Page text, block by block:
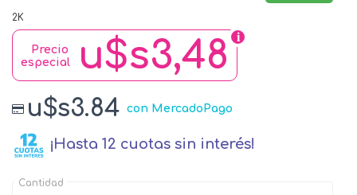
2K
u$s3,48
Precio
especial
u$s3.84 con MercadoPago
¡Hasta 12 cuotas sin interés!
Cantidad